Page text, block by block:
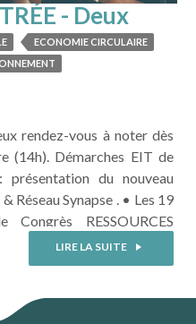
- Deux
dès
ECONOMIE CIRCULAIRE
rendez-vous à noter dès
(14h). Démarches EIT de
présentation du nouveau
Réseau Synapse . • Les 19
RESSOURCES
de l'Ecologie
organisé par CLUB
et inscriptions
LIRE LA SUITE